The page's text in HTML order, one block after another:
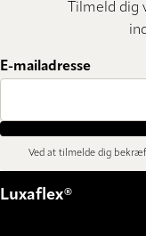
Tilmeld dig
E-mailadresse
Ved at tilmelde dig
Luxaflex®